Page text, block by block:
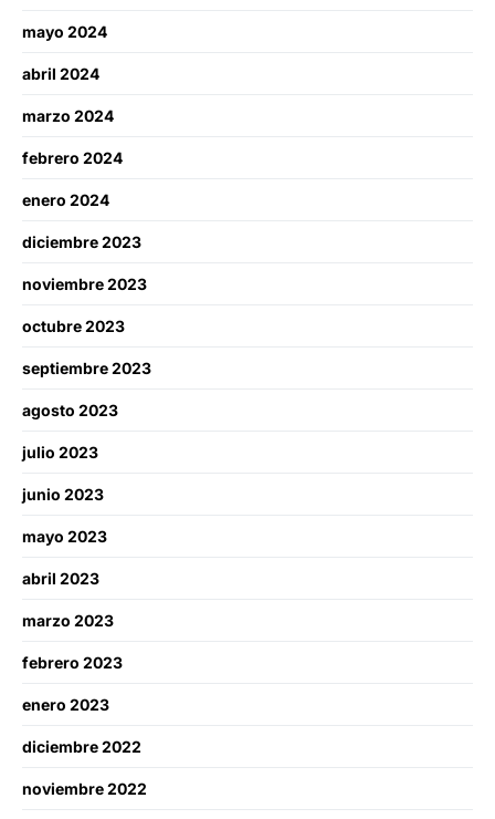
mayo 2024
abril 2024
marzo 2024
febrero 2024
enero 2024
diciembre 2023
noviembre 2023
octubre 2023
septiembre 2023
agosto 2023
julio 2023
junio 2023
mayo 2023
abril 2023
marzo 2023
febrero 2023
enero 2023
diciembre 2022
noviembre 2022